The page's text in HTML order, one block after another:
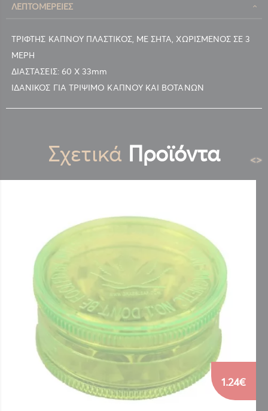
ΛΕΠΤΟΜΈΡΕΙΕΣ
ΤΡΙΦΤΗΣ ΚΑΠΝΟΥ ΠΛΑΣΤΙΚΟΣ, ΜΕ ΣΗΤΑ, ΧΩΡΙΣΜΕΝΟΣ ΣΕ 3
ΜΕΡΗ
ΔΙΑΣΤΑΣΕΙΣ: 60 Χ 33mm
ΙΔΑΝΙΚΟΣ ΓΙΑ ΤΡΙΨΙΜΟ ΚΑΠΝΟΥ ΚΑΙ ΒΟΤΑΝΩΝ
Σχετικά Προϊόντα
1.24€
<>